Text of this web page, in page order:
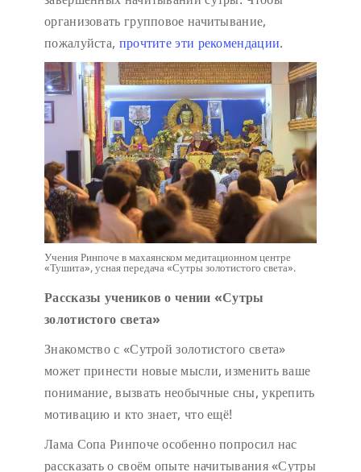
организовать групповое начитывание,
пожалуйста, прочтите эти рекомендации.
Учения Ринпоче в махаянском медитационном центре
«Тушита», усная передача «Сутры золотистого света».
Рассказы учеников о чении «Сутры
золотистого света»
Знакомство с «Сутрой золотистого света»
может принести новые мысли, изменить ваше
понимание, вызвать необычные сны, укрепить
мотивацию и кто знает, что ещё!
Лама Сопа Ринпоче особенно попросил нас
рассказать о своём опыте начитывания «Сутры